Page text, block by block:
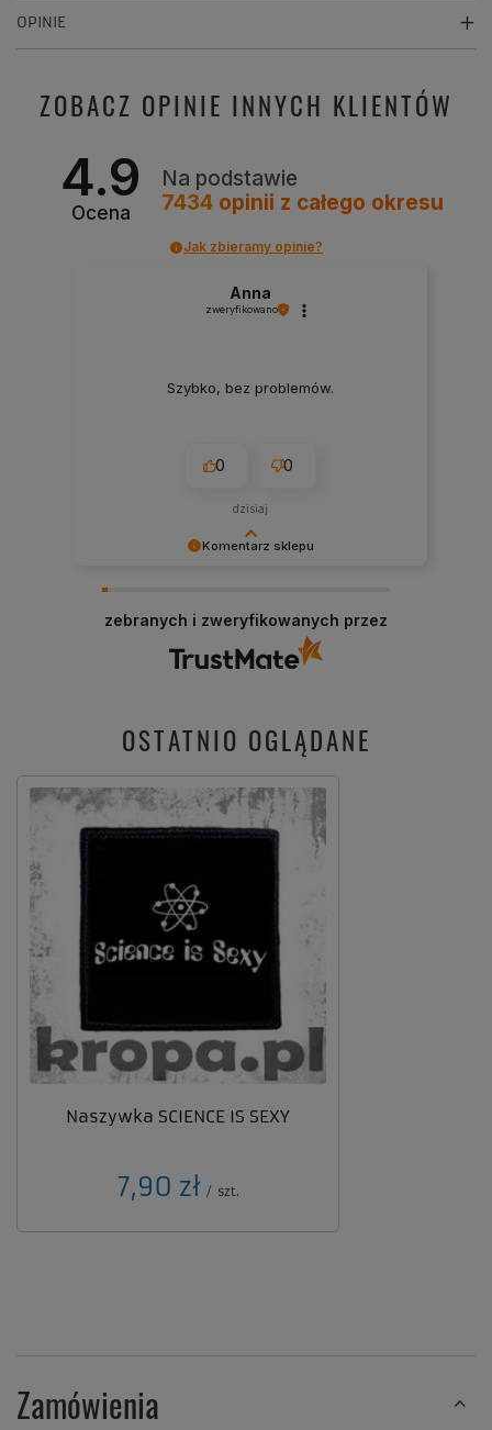
OPINIE
ZOBACZ OPINIE INNYCH KLIENTÓW
4.9
Ocena
Na podstawie
7434 opinii z całego okresu
Jak zbieramy opinie?
Komentarz sklepu
jak Ty. Z pozdrowieniami, obsługa sklepu.
Anna
zweryfikowano
Szybko, bez problemów.
0 0
dzisiaj
zebranych i zweryfikowanych przez
OSTATNIO OGLĄDANE
Naszywka SCIENCE IS SEXY
7,90 zł / szt.
Zamówienia